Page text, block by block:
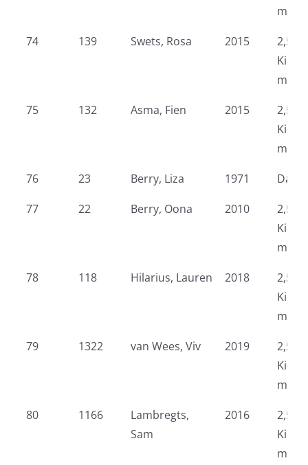
74
139 Swets, Rosa 2015
2,5
75
132 Asma, Fien 2015
2,5
76
23 Berry, Liza 1971
77
22 Berry, Oona 2010
2,5
78
118 Hilarius, Lauren 2018
2,5
79
1322 van Wees, Viv 2019
2,5
80
1166
Lambregts,
Sam
2016
2,5